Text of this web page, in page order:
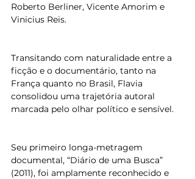
Roberto Berliner, Vicente Amorim e
Vinicius Reis.
Transitando com naturalidade entre a
ficção e o documentário, tanto na
França quanto no Brasil, Flavia
consolidou uma trajetória autoral
marcada pelo olhar político e sensível.
Seu primeiro longa-metragem
documental, “Diário de uma Busca”
(2011), foi amplamente reconhecido e